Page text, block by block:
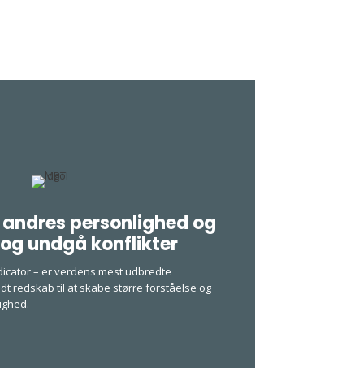
personlighed og
undgå konflikter
– er verdens mest udbredte
redskab til at skabe større forståelse og